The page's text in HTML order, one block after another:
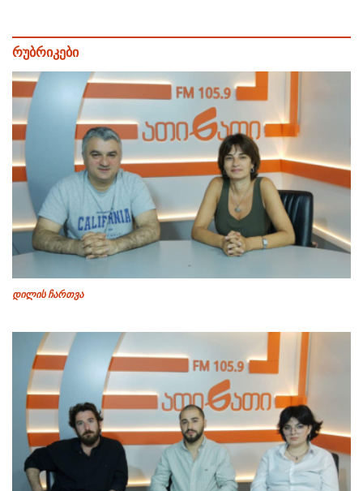
რუბრიკები
დილის ჩართვა